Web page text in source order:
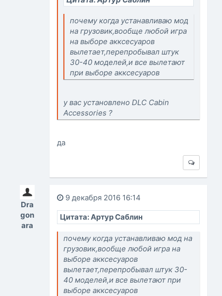
почему когда устанавливаю мод
на грузовик,вообще любой игра
на выборе акксесуаров
вылетает,перепробывал штук
30-40 моделей,и все вылетают
при выборе акксесуаров
у вас установлено DLC Cabin
Accessories ?
да
Dra
gon
ara
9 декабря 2016 16:14
Цитата: Артур Саблин
почему когда устанавливаю мод на
грузовик,вообще любой игра на
выборе акксесуаров
вылетает,перепробывал штук 30-
40 моделей,и все вылетают при
выборе акксесуаров